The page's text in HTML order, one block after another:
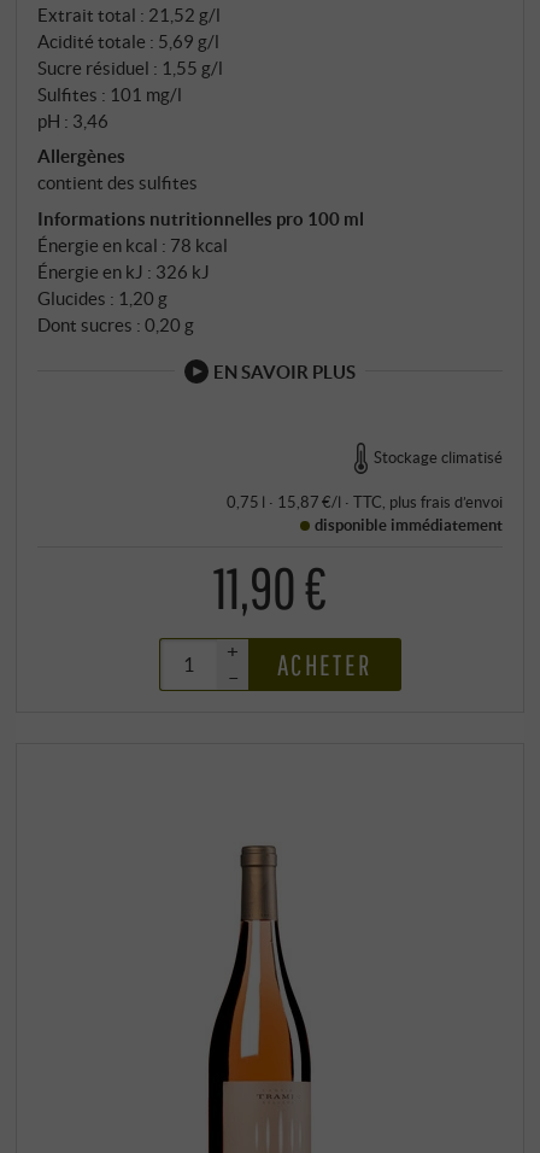
Extrait total : 21,52 g/l
Acidité totale : 5,69 g/l
Sucre résiduel : 1,55 g/l
Sulfites : 101 mg/l
pH : 3,46
Allergènes
contient des sulfites
Informations nutritionnelles pro 100 ml
Énergie en kcal : 78 kcal
Énergie en kJ : 326 kJ
Glucides : 1,20 g
Dont sucres : 0,20 g
EN SAVOIR PLUS
Stockage climatisé
0,75 l · 15,87 €/l · TTC , plus frais d’envoi
disponible immédiatement
11,90 €
+
–
ACHETER